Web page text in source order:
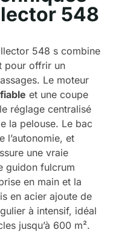
548
548 s combine
pour offrir un
Le moteur
fiable et une coupe
réglage centralisé
la pelouse. Le bac
l’autonomie, et
une vraie
guidon fulcrum
en main et la
en acier ajoute de
à intensif, idéal
jusqu’à 600 m².